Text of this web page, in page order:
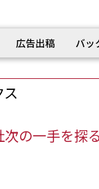
広告出稿 バッ
の一手を探る